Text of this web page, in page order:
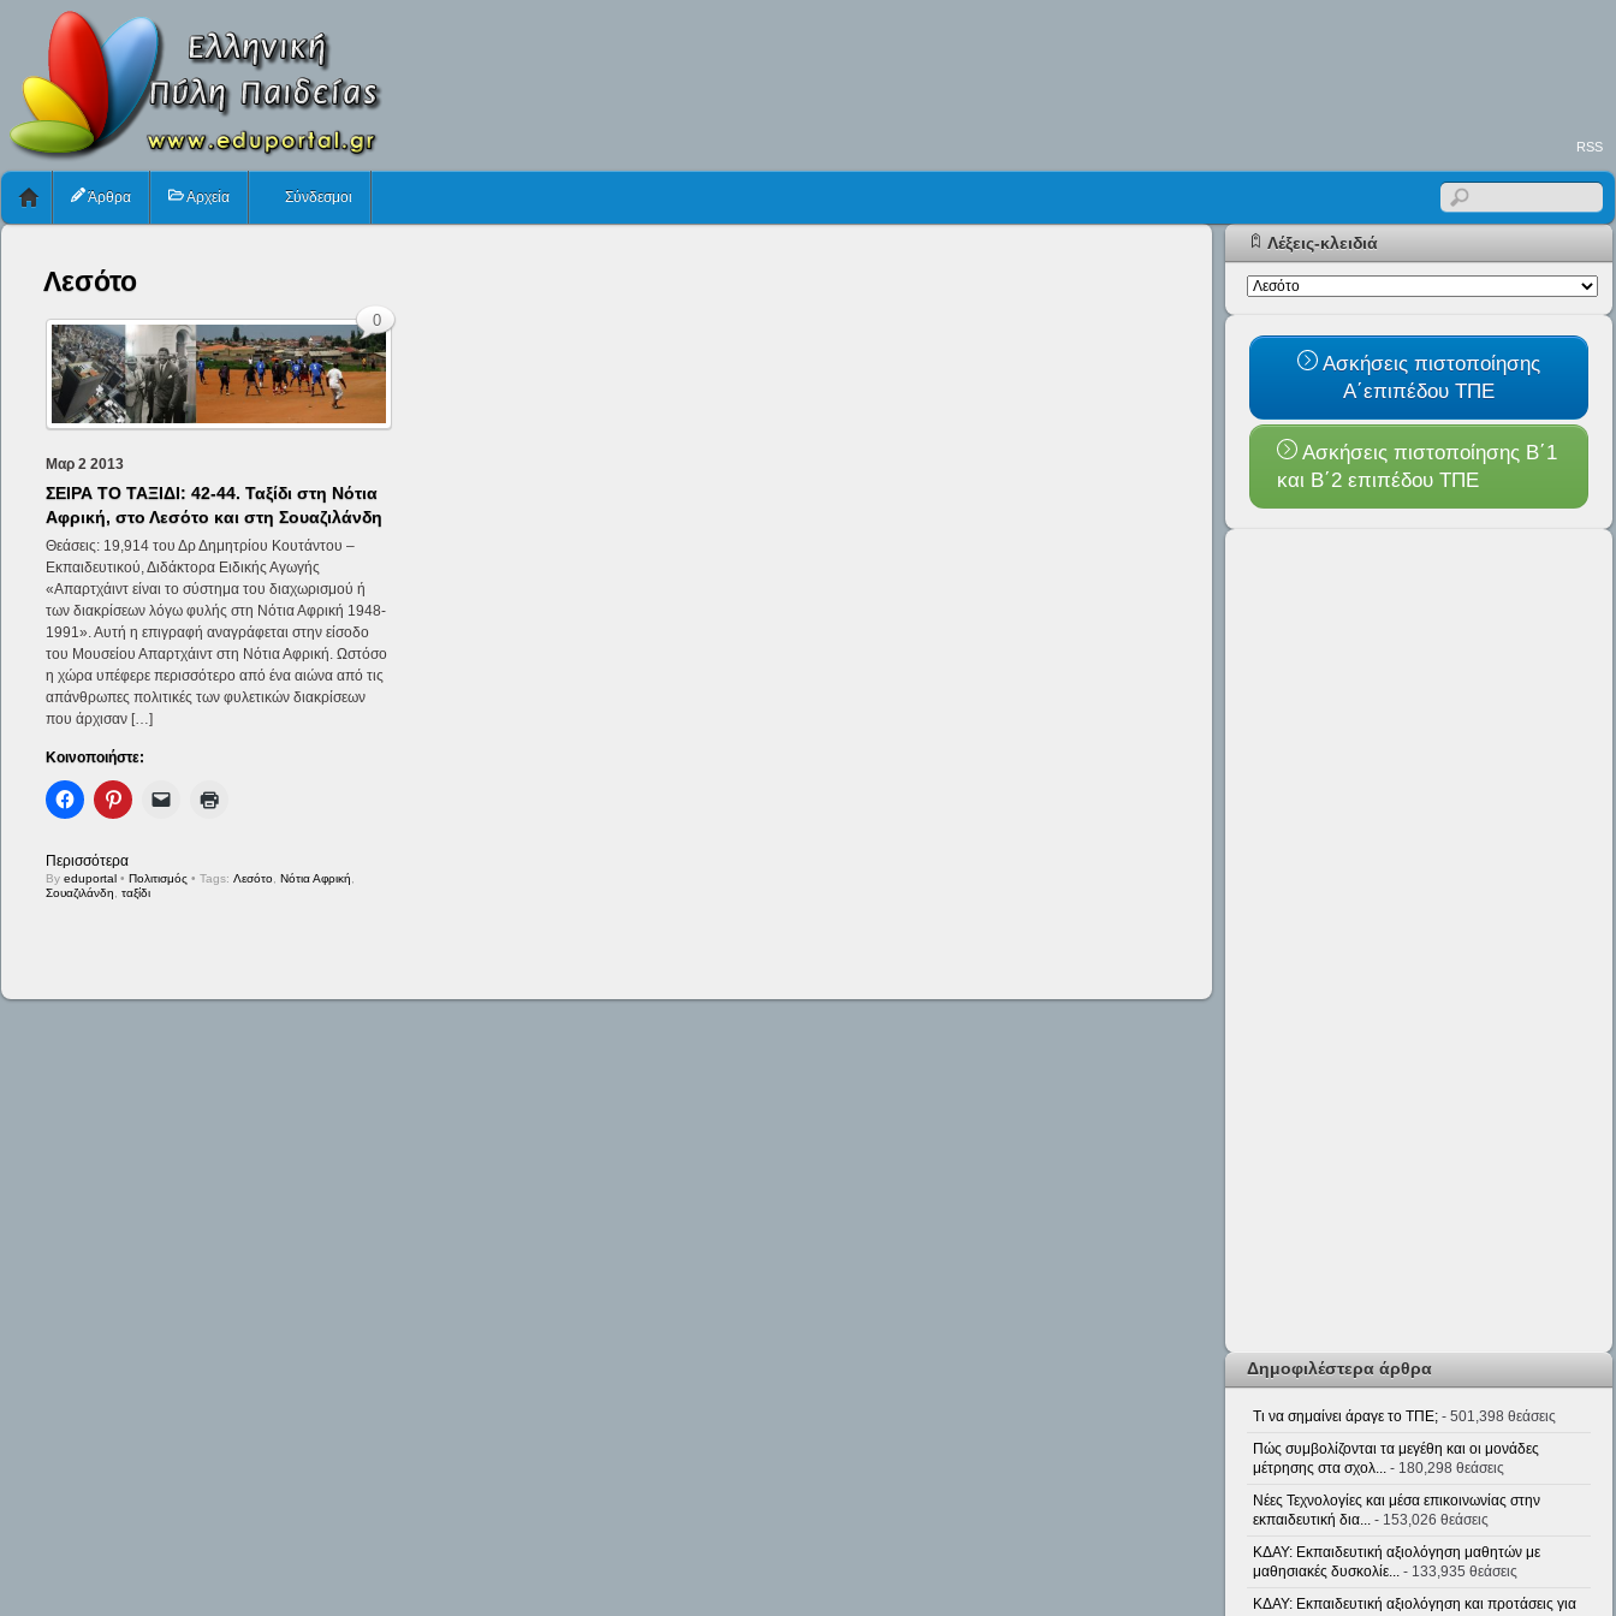
RSS
Άρθρα Αρχεία Σύνδεσμοι
Λεσότο
Μαρ 2 2013
ΣΕΙΡΑ ΤΟ ΤΑΞΙΔΙ: 42-44. Ταξίδι στη Νότια
Αφρική, στο Λεσότο και στη Σουαζιλάνδη
Θεάσεις: 19,914 του Δρ Δημητρίου Κουτάντου –
Εκπαιδευτικού, Διδάκτορα Ειδικής Αγωγής
«Απαρτχάιντ είναι το σύστημα του διαχωρισμού ή
των διακρίσεων λόγω φυλής στη Νότια Αφρική 1948-
1991». Αυτή η επιγραφή αναγράφεται στην είσοδο
του Μουσείου Απαρτχάιντ στη Νότια Αφρική. Ωστόσο
η χώρα υπέφερε περισσότερο από ένα αιώνα από τις
απάνθρωπες πολιτικές των φυλετικών διακρίσεων
που άρχισαν […]
Κοινοποιήστε:
Περισσότερα
By eduportal • Πολιτισμός
0
• Tags: Λεσότο, Νότια Αφρική,
Σουαζιλάνδη, ταξίδι
Λέξεις-κλειδιά
Ασκήσεις πιστοποίησης
Α΄επιπέδου ΤΠΕ
Ασκήσεις πιστοποίησης Β΄1
και B΄2 επιπέδου ΤΠΕ
Δημοφιλέστερα άρθρα
Τι να σημαίνει άραγε το ΤΠΕ;- 501,398 θεάσεις
Πώς συμβολίζονται τα μεγέθη και οι μονάδες
μέτρησης στα σχολ...- 180,298 θεάσεις
Νέες Τεχνολογίες και μέσα επικοινωνίας στην
εκπαιδευτική δια...- 153,026 θεάσεις
ΚΔΑΥ: Εκπαιδευτική αξιολόγηση μαθητών με
μαθησιακές δυσκολίε...- 133,935 θεάσεις
ΚΔΑΥ: Εκπαιδευτική αξιολόγηση και προτάσεις για